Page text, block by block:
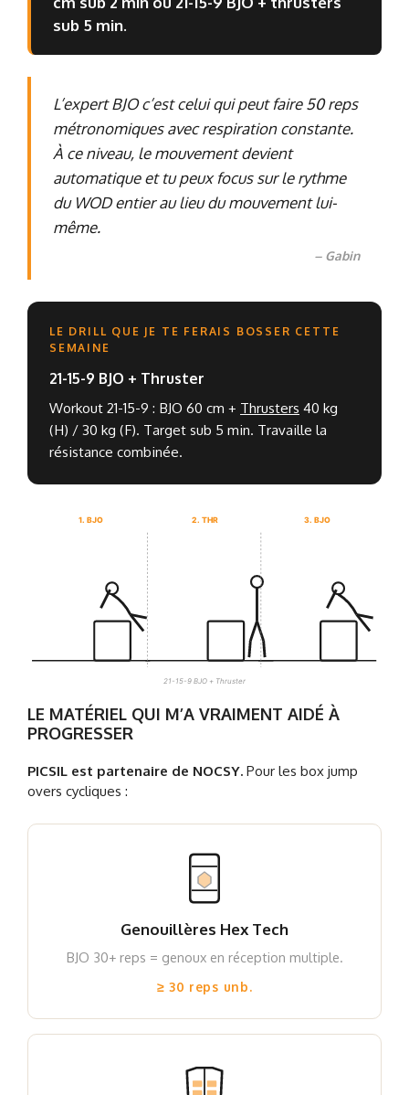
sub 5 min.
L’expert BJO c’est celui qui peut faire 50 reps
métronomiques avec respiration constante.
À ce niveau, le mouvement devient
automatique et tu peux focus sur le rythme
du WOD entier au lieu du mouvement lui-
même.
– Gabin
LE DRILL QUE JE TE FERAIS BOSSER CETTE
SEMAINE
21-15-9 BJO + Thruster
Workout 21-15-9 : BJO 60 cm + Thrusters 40 kg
(H) / 30 kg (F). Target sub 5 min. Travaille la
résistance combinée.
1. BJO 2. THR 3. BJO
21-15-9 BJO + Thruster
LE MATÉRIEL QUI M’A VRAIMENT AIDÉ À
PROGRESSER
PICSIL est partenaire de NOCSY. Pour les box jump
overs cycliques :
Genouillères Hex Tech
BJO 30+ reps = genoux en réception multiple.
≥ 30 reps unb.